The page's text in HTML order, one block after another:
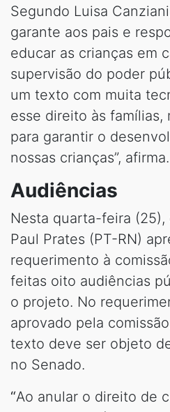
Segundo Luisa
garante aos pais e
educar as crianças em
supervisão do poder
um texto com muita
esse direito às famílias,
para garantir o
nossas crianças”, afirma.
Audiências
Nesta quarta-feira (25),
Paul Prates (PT-RN)
requerimento à
feitas oito audiências
o projeto. No
aprovado pela
texto deve ser objeto
no Senado.
“Ao anular o direito de